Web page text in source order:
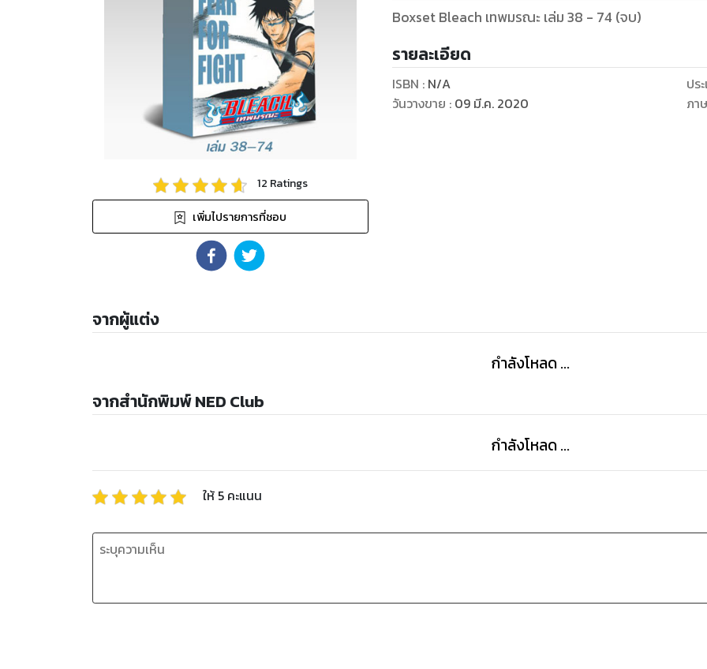
12 Ratings
เพิ่มไปรายการที่ชอบ
Boxset Bleach เทพมรณะ เล่ม 38 - 74 (จบ)
รายละเอียด
ISBN : N/A
วันวางขาย : 09 มี.ค. 2020
ปร
ภา
จากผู้แต่ง
กำลังโหลด ...
จากสำนักพิมพ์ NED Club
กำลังโหลด ...
ให้ 5 คะแนน